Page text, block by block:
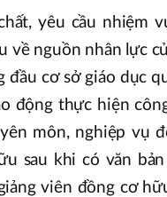
yêu cầu nhiệm
về nguồn nhân lực
đầu cơ sở giáo dục
động thực hiện
môn, nghiệp vụ
sau khi có văn
viên đồng cơ